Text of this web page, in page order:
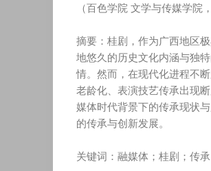
（百色学院 文学与传媒学
摘要：桂剧，作为广西地区
地悠久的历史文化内涵与独
情。然而，在现代化进程不
老龄化、表演技艺传承出现
媒体时代背景下的传承现状
的传承与创新发展。
关键词：融媒体；桂剧；传